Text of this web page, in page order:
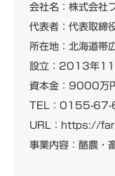
会社名：株式会社
代表者：代表取締
所在地：北海道
設立：2013年11
資本金：9000万
TEL：0155-67-
URL：https://
事業内容：酪農・